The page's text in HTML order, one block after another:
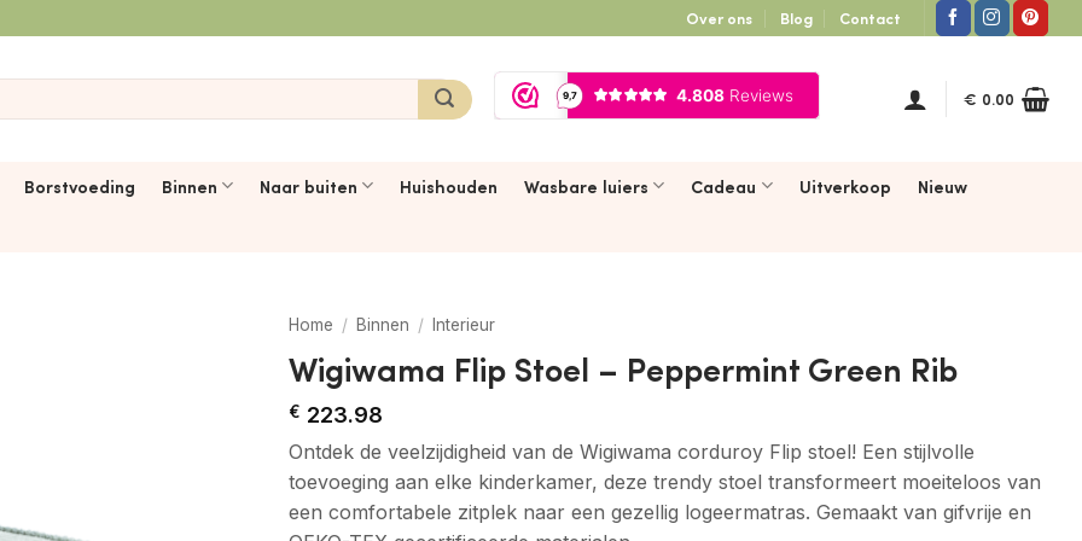
Over ons Blog Contact
€ 0.00
Borstvoeding Binnen Naar buiten Huishouden Wasbare luiers Cadeau Uitverkoop
Nieuw
Home / Binnen / Interieur
Wigiwama Flip Stoel – Peppermint Green Rib
€ 223.98
Ontdek de veelzijdigheid van de Wigiwama corduroy Flip stoel! Een stijlvolle
toevoeging aan elke kinderkamer, deze trendy stoel transformeert moeiteloos van
een comfortabele zitplek naar een gezellig logeermatras. Gemaakt van gifvrije en